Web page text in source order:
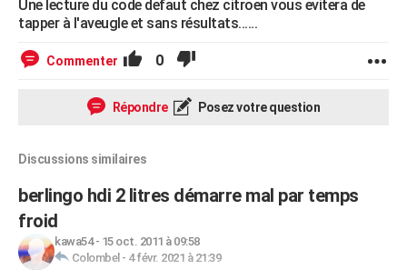
Une lecture du code defaut chez citroen vous evitera de
tapper à l'aveugle et sans résultats......
Commenter 0
Répondre Posez votre question
Discussions similaires
berlingo hdi 2 litres démarre mal par temps
froid
kawa54- 15 oct. 2011 à 09:58
Colombel - 4 févr. 2021 à 21:39